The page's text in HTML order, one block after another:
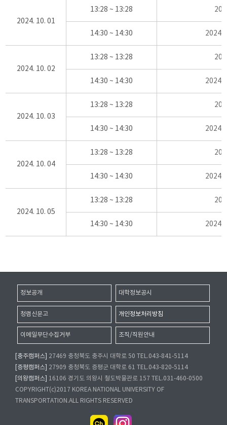
2024. 10. 01
13:28 ~ 13:28
14:30 ~ 14:30 2024
2024. 10. 02
13:28 ~ 13:28
14:30 ~ 14:30 2024
2024. 10. 03
13:28 ~ 13:28
14:30 ~ 14:30 2024
2024. 10. 04
13:28 ~ 13:28
14:30 ~ 14:30 2024
2024. 10. 05
13:28 ~ 13:28
14:30 ~ 14:30 2024
정보공개 대학정보공시
청렴신문고 개인정보처리방침
이메일무단수집거부 조직/직원안내
[충주캠퍼스]
27469 충청북도 충주시 대학로 50 TEL.043-841-5114
[증평캠퍼스]
27909 충청북도 증평군 대학로 61 TEL.043-820-5114
[의왕캠퍼스]
16106 경기도 의왕시 철도박물관로 157 TEL.031-460-0500
COPYRIGHT(c)2017 KOREA NATIONAL UNIVERSITY OF
TRANSPORTATION.ALL RIGHTS RESERVED